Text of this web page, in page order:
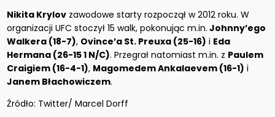
Nikita Krylov zawodowe starty rozpoczął w 2012 roku. W
organizacji UFC stoczył 15 walk, pokonując m.in. Johnny’ego
Walkera (18-7), Ovince’a St. Preuxa (25-16) i Eda
Hermana (26-15 1 N/C). Przegrał natomiast m.in. z Paulem
Craigiem (16-4-1), Magomedem Ankalaevem (16-1) i
Janem Błachowiczem.
Źródło: Twitter/ Marcel Dorff